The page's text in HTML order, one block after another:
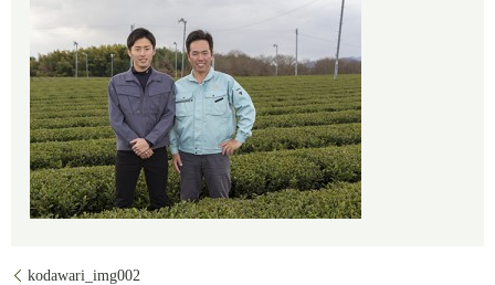
kodawari_img002